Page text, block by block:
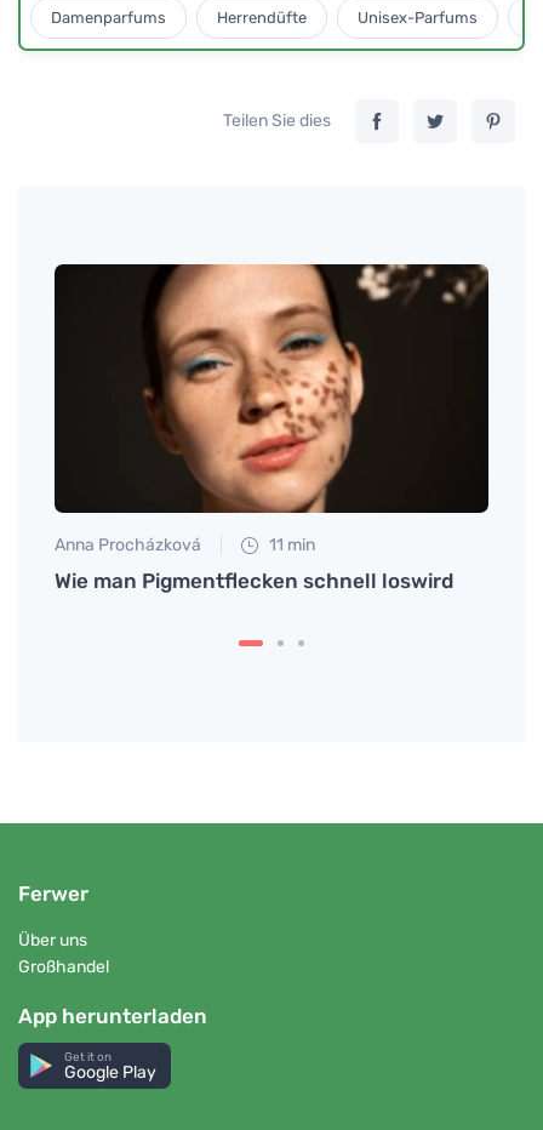
Damenparfums Herrendüfte Unisex-Parfums
Teilen Sie dies
Anna Procházková 11 min
Wie man Pigmentflecken schnell loswird
Ferwer
Über uns
Großhandel
App herunterladen
Get it on
Google Play